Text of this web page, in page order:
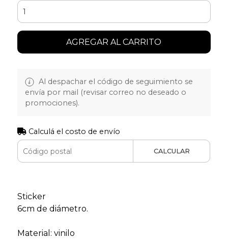
AGREGAR AL CARRITO
Al despachar el código de seguimiento se
envía por mail (revisar correo no deseado o
promociones).
Calculá el costo de envío
CALCULAR
Sticker
6cm de diámetro.
Material: vinilo